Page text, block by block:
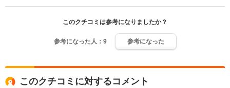
このクチコミは参考になりましたか？
参考になった人： 9 参考になった
このクチコミに対するコメント